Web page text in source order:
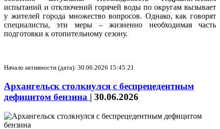
испытаний и отключений горячей воды по округам вызывает
у жителей города множество вопросов. Однако, как говорят
специалисты, эти меры – жизненно необходимая часть
подготовки к отопительному сезону.
Начало активности (дата): 30.06.2026 15:45:21
Архангельск столкнулся с беспрецедентным
дефицитом бензина | 30.06.2026